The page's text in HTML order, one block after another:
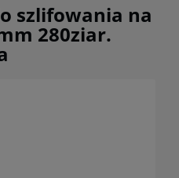
szlifowania na
280ziar.